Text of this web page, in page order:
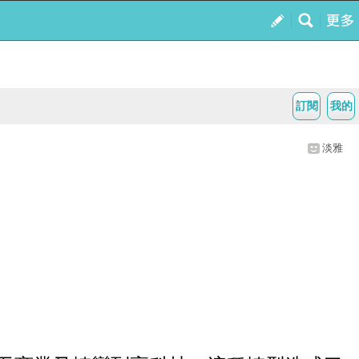
我的
訂閱
淡雅